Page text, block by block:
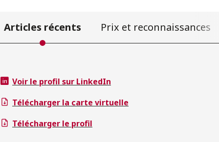
Articles récents Prix et reconnaissances
Voir le profil sur LinkedIn
Télécharger la carte virtuelle
Télécharger le profil